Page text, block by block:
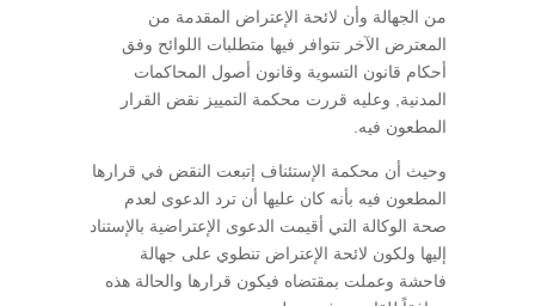
من الجهالة وأن لائحة الإعتراض المقدمة من
المعترض الآخر تتوافر فيها متطلبات اللوائح وفق
أحكام قانون التسوية وقانون أصول المحاكمات
المدنية, وعليه قررت محكمة التمييز نقض القرار
المطعون فيه.
وحيث أن محكمة الإستئناف إتبعت النقض في قرارها
المطعون فيه بأنه كان عليها أن ترد الدعوى لعدم
صحة الوكالة التي أقيمت الدعوى الإعتراضية بالإستناد
إليها ولكون لائحة الإعتراض تنطوي على جهالة
فاحشة وعملت بمقتضاه فيكون قرارها والحالة هذه